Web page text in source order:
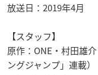
放送日：2019年4月
【スタッフ】
原作：ONE・村田雄
ングジャンプ」連載）